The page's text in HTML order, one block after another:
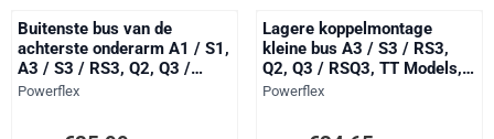
Buitenste bus van de
achterste onderarm A1 / S1,
A3 / S3 / RS3, Q2, Q3 /
RSQ3, TT Models, Cupra
Merk:
Powerflex
Lagere koppelmontage
kleine bus A3 / S3 / RS3,
Q2, Q3 / RSQ3, TT Models,
Transit, Ateca, Leon Models,
Merk:
Powerflex